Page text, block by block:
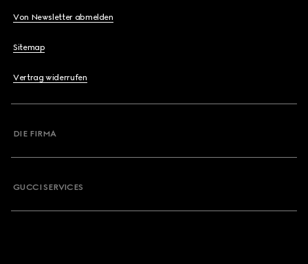
Von Newsletter abmelden
Sitemap
Vertrag widerrufen
DIE FIRMA
GUCCI SERVICES